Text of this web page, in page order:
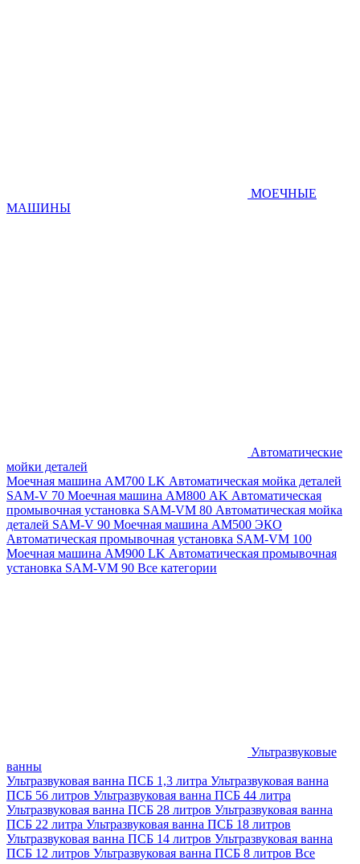
МОЕЧНЫЕ
МАШИНЫ
Автоматические
мойки деталей
Моечная машина AM700 LK Автоматическая мойка деталей
SAM-V 70 Моечная машина АМ800 AK Автоматическая
промывочная установка SAM-VM 80 Автоматическая мойка
деталей SAM-V 90 Моечная машина АМ500 ЭКО
Автоматическая промывочная установка SAM-VM 100
Моечная машина AM900 LK Автоматическая промывочная
установка SAM-VM 90 Все категории
Ультразвуковые
ванны
Ультразвуковая ванна ПСБ 1,3 литра Ультразвуковая ванна
ПСБ 56 литров Ультразвуковая ванна ПСБ 44 литра
Ультразвуковая ванна ПСБ 28 литров Ультразвуковая ванна
ПСБ 22 литра Ультразвуковая ванна ПСБ 18 литров
Ультразвуковая ванна ПСБ 14 литров Ультразвуковая ванна
ПСБ 12 литров Ультразвуковая ванна ПСБ 8 литров Все